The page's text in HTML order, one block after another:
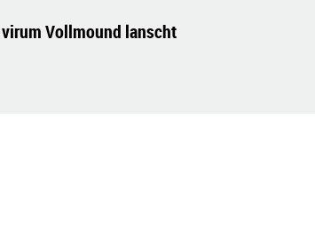
Vollmound lanscht